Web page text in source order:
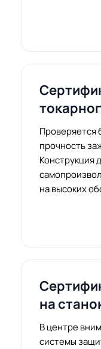
Проверяется
прочность
Конструкция
на высоких
на
В центре
системы